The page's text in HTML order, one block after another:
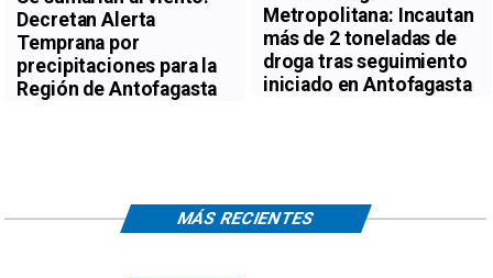
Decretan Alerta
Temprana por
precipitaciones para la
Región de Antofagasta
Metropolitana: Incautan
más de 2 toneladas de
droga tras seguimiento
iniciado en Antofagasta
MÁS RECIENTES